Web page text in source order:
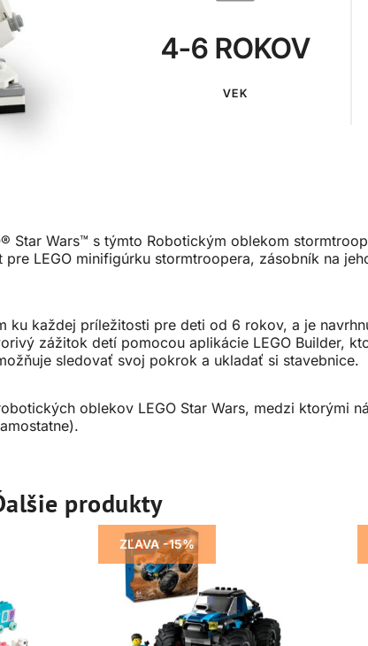
4-6 ROKOV
VEK
Star Wars™ s týmto Robotickým oblekom
LEGO minifigúrku stormtroopera, zásobník na
ku každej príležitosti pre deti od 6 rokov, a je
zážitok detí pomocou aplikácie LEGO Builder,
sledovať svoj pokrok a ukladať si stavebnice.
oblekov LEGO Star Wars, medzi ktorými
produkty
ZĽAVA -15%